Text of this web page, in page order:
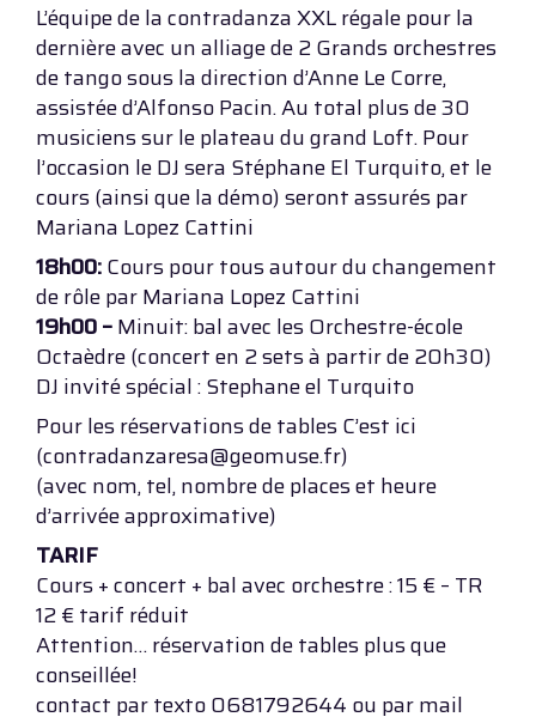
L’équipe de la contradanza XXL régale pour la
dernière avec un alliage de 2 Grands orchestres
de tango sous la direction d’Anne Le Corre,
assistée d’Alfonso Pacin. Au total plus de 30
musiciens sur le plateau du grand Loft. Pour
l’occasion le DJ sera Stéphane El Turquito, et le
cours (ainsi que la démo) seront assurés par
Mariana Lopez Cattini
18h00:Cours pour tous autour du changement
de rôle par Mariana Lopez Cattini
19h00 –Minuit: bal avec les Orchestre-école
Octaèdre (concert en 2 sets à partir de 20h30)
DJ invité spécial : Stephane el Turquito
Pour les réservations de tables C’est ici
(contradanzaresa@geomuse.fr)
(avec nom, tel, nombre de places et heure
d’arrivée approximative)
TARIF
Cours + concert + bal avec orchestre : 15 € – TR
12 € tarif réduit
Attention… réservation de tables plus que
conseillée!
contact par texto 0681792644 ou par mail